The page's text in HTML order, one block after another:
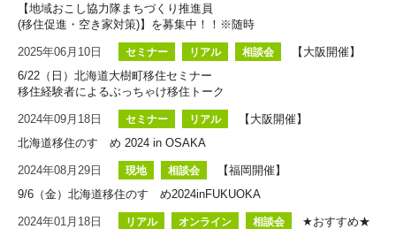
【地域おこし協力隊まちづくり推進員
(移住促進・空き家対策)】を募集中！！※随時
2025年06月10日 セミナー リアル 相談会
【大阪開催】
6/22（日）北海道大樹町移住セミナー
移住経験者によるぶっちゃけ移住トーク
2024年09月18日 セミナー リアル
【大阪開催】
北海道移住のすゝめ 2024 in OSAKA
2024年08月29日 現地 相談会
【福岡開催】
9/6（金）北海道移住のすゝめ2024inFUKUOKA
2024年01月18日 リアル オンライン 相談会
★おすすめ★